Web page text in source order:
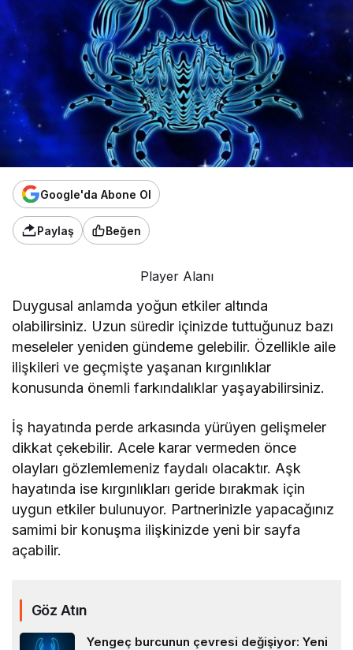
Google'da Abone Ol
Paylaş Beğen
Player Alanı
Duygusal anlamda yoğun etkiler altında
olabilirsiniz. Uzun süredir içinizde tuttuğunuz bazı
meseleler yeniden gündeme gelebilir. Özellikle aile
ilişkileri ve geçmişte yaşanan kırgınlıklar
konusunda önemli farkındalıklar yaşayabilirsiniz.
İş hayatında perde arkasında yürüyen gelişmeler
dikkat çekebilir. Acele karar vermeden önce
olayları gözlemlemeniz faydalı olacaktır. Aşk
hayatında ise kırgınlıkları geride bırakmak için
uygun etkiler bulunuyor. Partnerinizle yapacağınız
samimi bir konuşma ilişkinizde yeni bir sayfa
açabilir.
Göz Atın
Yengeç burcunun çevresi değişiyor: Yeni